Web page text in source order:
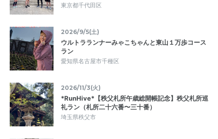
東京都千代田区
2026/9/5(土)
ウルトラランナーみゃこちゃんと東山１万歩コース
ラン
愛知県名古屋市千種区
2026/11/3(火)
*RunHive*【秩父札所午歳総開帳記念】秩父札所巡
礼ラン（札所二十六番〜三十番）
埼玉県秩父市